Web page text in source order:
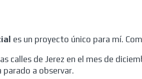
es un proyecto único para mí. C
calles de Jerez en el mes de
parado a observar.